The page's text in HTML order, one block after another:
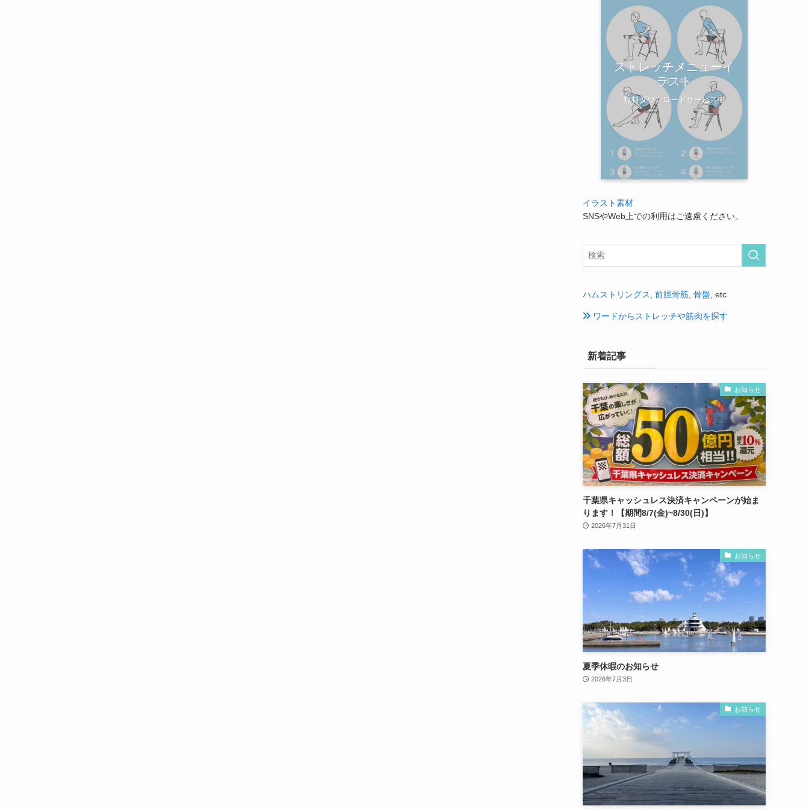
ストレッチメニューイ
ラスト
無料ダウンロードサービス中
イラスト素材
SNSやWeb上での利用はご遠慮ください。
ハムストリングス, 前脛骨筋, 骨盤, etc
ワードからストレッチや筋肉を探す
新着記事
お知らせ
千葉県キャッシュレス決済キャンペーンが始ま
ります！【期間8/7(金)~8/30(日)】
2026年7月31日
お知らせ
夏季休暇のお知らせ
2026年7月3日
お知らせ